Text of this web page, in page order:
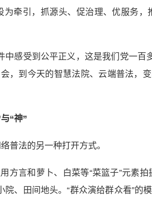
牵引，抓源头、促治理、优服务，
感受到公平正义，这是我们党一百
，到今天的智慧法院、云端普法，
“神”
法的另一种打开方式。
言和萝卜、白菜等“菜篮子”元素拍
院、田间地头。“群众演给群众看”的